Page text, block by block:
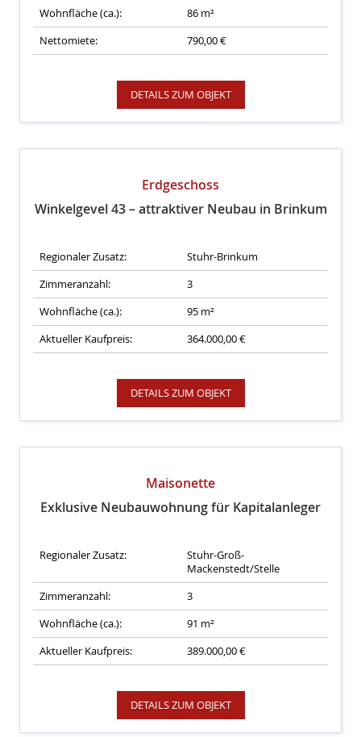
Wohnfläche (ca.):
86 m²
Nettomiete:
790,00 €
DETAILS ZUM OBJEKT
Erdgeschoss
Winkelgevel 43 – attraktiver Neubau in Brinkum
Regionaler Zusatz:
Stuhr-Brinkum
Zimmeranzahl:
3
Wohnfläche (ca.):
95 m²
Aktueller Kaufpreis:
364.000,00 €
DETAILS ZUM OBJEKT
Maisonette
Exklusive Neubauwohnung für Kapitalanleger
Regionaler Zusatz:
Stuhr-Groß-
Mackenstedt/Stelle
Zimmeranzahl:
3
Wohnfläche (ca.):
91 m²
Aktueller Kaufpreis:
389.000,00 €
DETAILS ZUM OBJEKT